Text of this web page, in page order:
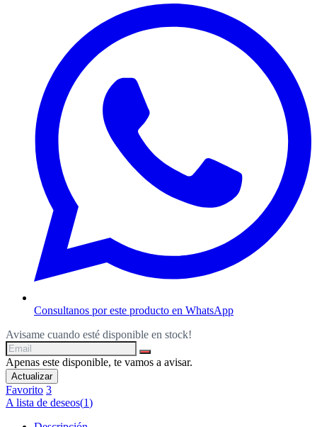
Consultanos por este producto en WhatsApp
Avisame cuando esté disponible en stock!
Apenas este disponible, te vamos a avisar.
Favorito 3
A lista de deseos(1)